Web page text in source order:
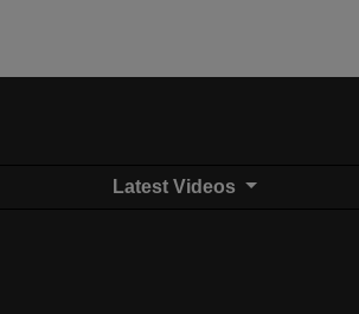
Latest Videos